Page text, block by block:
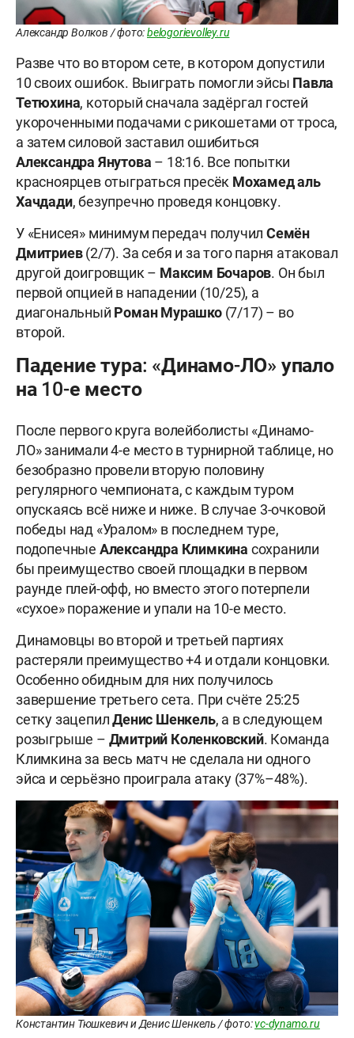
Александр Волков / фото:belogorievolley.ru
Разве что во втором сете, в котором допустили
10 своих ошибок. Выиграть помогли эйсы Павла
Тетюхина, который сначала задёргал гостей
укороченными подачами с рикошетами от троса,
а затем силовой заставил ошибиться
Александра Янутова – 18:16. Все попытки
красноярцев отыграться пресёк Мохамед аль
Хачдади, безупречно проведя концовку.
У «Енисея» минимум передач получил Семён
Дмитриев(2/7). За себя и за того парня атаковал
другой доигровщик – Максим Бочаров. Он был
первой опцией в нападении (10/25), а
диагональный Роман Мурашко(7/17) – во
второй.
Падение тура: «Динамо-ЛО» упало
на 10-е место
После первого круга волейболисты «Динамо-
ЛО» занимали 4-е место в турнирной таблице, но
безобразно провели вторую половину
регулярного чемпионата, с каждым туром
опускаясь всё ниже и ниже. В случае 3-очковой
победы над «Уралом» в последнем туре,
подопечные Александра Климкина сохранили
бы преимущество своей площадки в первом
раунде плей-офф, но вместо этого потерпели
«сухое» поражение и упали на 10-е место.
Динамовцы во второй и третьей партиях
растеряли преимущество +4 и отдали концовки.
Особенно обидным для них получилось
завершение третьего сета. При счёте 25:25
сетку зацепилДенис Шенкель, а в следующем
розыгрыше – Дмитрий Коленковский. Команда
Климкина за весь матч не сделала ни одного
эйса и серьёзно проиграла атаку (37%–48%).
Константин Тюшкевич и Денис Шенкель / фото:vc-dynamo.ru